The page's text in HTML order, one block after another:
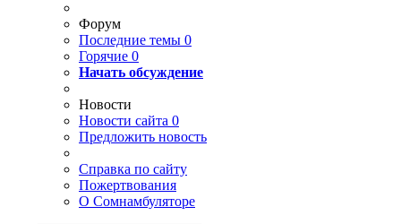
Форум
Последние темы 0
Горячие 0
Начать обсуждение
Новости
Новости сайта 0
Предложить новость
Справка по сайту
Пожертвования
О Сомнамбуляторе